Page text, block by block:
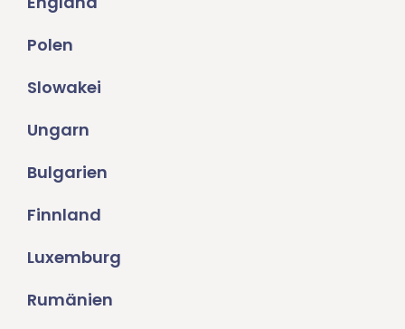
Polen
Slowakei
Ungarn
Bulgarien
Finnland
Luxemburg
Rumänien